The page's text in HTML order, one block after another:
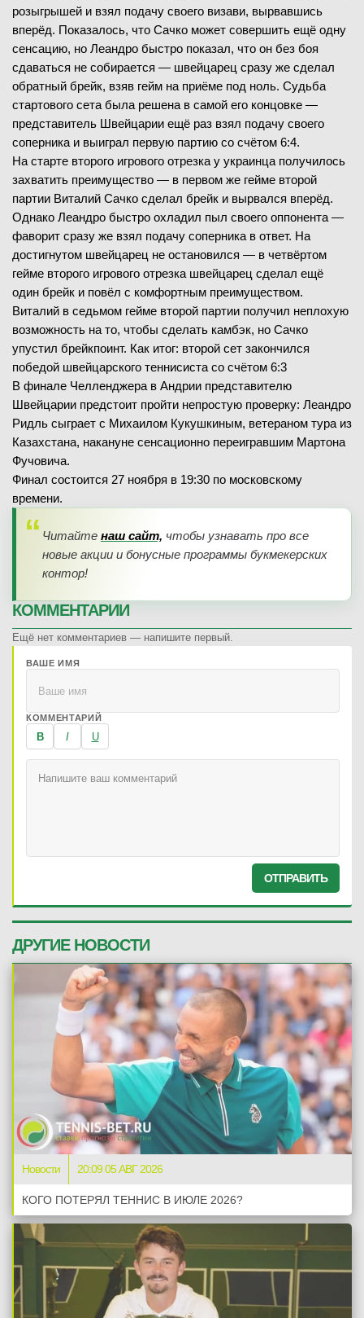
розыгрышей и взял подачу своего визави, вырвавшись
вперёд. Показалось, что Сачко может совершить ещё одну
сенсацию, но Леандро быстро показал, что он без боя
сдаваться не собирается — швейцарец сразу же сделал
обратный брейк, взяв гейм на приёме под ноль. Судьба
стартового сета была решена в самой его концовке —
представитель Швейцарии ещё раз взял подачу своего
соперника и выиграл первую партию со счётом 6:4.
На старте второго игрового отрезка у украинца получилось
захватить преимущество — в первом же гейме второй
партии Виталий Сачко сделал брейк и вырвался вперёд.
Однако Леандро быстро охладил пыл своего оппонента —
фаворит сразу же взял подачу соперника в ответ. На
достигнутом швейцарец не остановился — в четвёртом
гейме второго игрового отрезка швейцарец сделал ещё
один брейк и повёл с комфортным преимуществом.
Виталий в седьмом гейме второй партии получил неплохую
возможность на то, чтобы сделать камбэк, но Сачко
упустил брейкпоинт. Как итог: второй сет закончился
победой швейцарского теннисиста со счётом 6:3
В финале Челленджера в Андрии представителю
Швейцарии предстоит пройти непростую проверку: Леандро
Ридль сыграет с Михаилом Кукушкиным, ветераном тура из
Казахстана, накануне сенсационно переигравшим Мартона
Фучовича.
Финал состоится 27 ноября в 19:30 по московскому
времени.
Читайте наш сайт, чтобы узнавать про все
новые акции и бонусные программы букмекерских
контор!
КОММЕНТАРИИ
Ещё нет комментариев — напишите первый.
ВАШЕ ИМЯ
КОММЕНТАРИЙ
B I U
ОТПРАВИТЬ
ДРУГИЕ НОВОСТИ
Новости 20:09 05 АВГ 2026
КОГО ПОТЕРЯЛ ТЕННИС В ИЮЛЕ 2026?